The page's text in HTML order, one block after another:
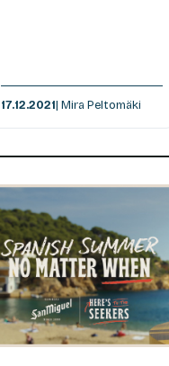
17.12.2021| Mira Peltomäki